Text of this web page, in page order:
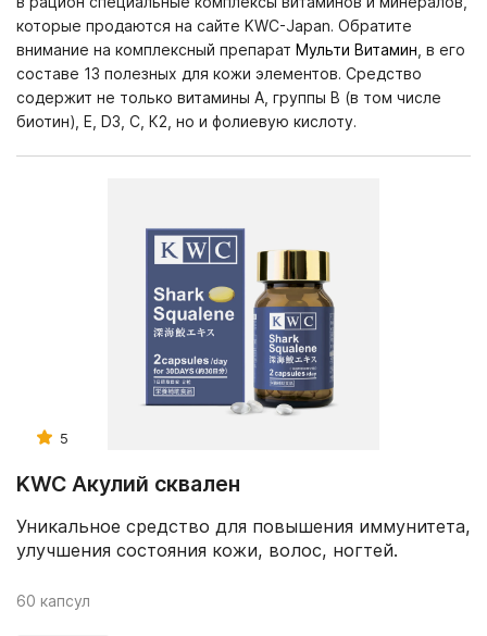
которые продаются на сайте KWC-Japan. Обратите
внимание на комплексный препарат Мульти Витамин, в его
составе 13 полезных для кожи элементов. Средство
содержит не только витамины А, группы В (в том числе
биотин), Е, D3, С, К2, но и фолиевую кислоту.
5
KWC Акулий сквален
Уникальное средство для повышения иммунитета,
улучшения состояния кожи, волос, ногтей.
60 капсул